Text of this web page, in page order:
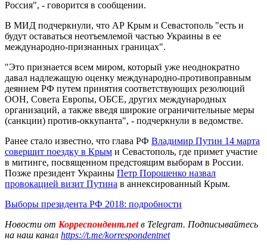
Россия", - говорится в сообщении.
В МИД подчеркнули, что АР Крым и Севастополь "есть и
будут оставаться неотъемлемой частью Украины в ее
международно-признанных границах".
"Это признается всем миром, который уже неоднократно
давал надлежащую оценку международно-противоправным
деянием РФ путем принятия соответствующих резолюций
ООН, Совета Европы, ОБСЕ, других международных
организаций, а также введя широкие ограничительные меры
(санкции) против-оккупанта", - подчеркнули в ведомстве.
Ранее стало известно, что глава РФ Владимир Путин 14 марта
совершит поездку в Крым и Севастополь, где примет участие
в митинге, посвященном предстоящим выборам в России.
Позже президент Украины Петр Порошенко назвал
провокацией визит Путина в аннексированный Крым.
Выборы президента РФ 2018: подробности
Новости от Корреспондент.netв Telegram. Подписывайтесь
на наш канал https://t.me/korrespondentnet